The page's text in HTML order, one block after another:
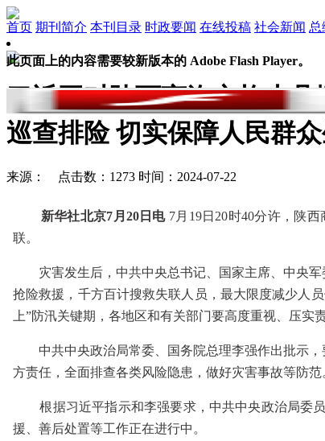
首页 期刊简介 本刊目录 时政要闻 在线投稿 社会新闻 总
此页面上的内容需要较新版本的 Adobe Flash Player。
习近平对陕西商洛市柞水
巡查排险 切实保障人民群
来源： 点击数：1273 时间：2024-07-22
新华社北京7月20日电7月19日20时40分许，陕
联。
灾害发生后，中共中央总书记、国家主席、中央军
抢险救援，千方百计搜救失联人员，最大限度减少人
上”防汛关键期，各地区和有关部门要高度重视、压
中共中央政治局常委、国务院总理李强作出批示，
方责任，全面排查各类风险隐患，做好灾害事故等防范
根据习近平指示和李强要求，中共中央政治局委员
援、善后处置等工作正在进行中。